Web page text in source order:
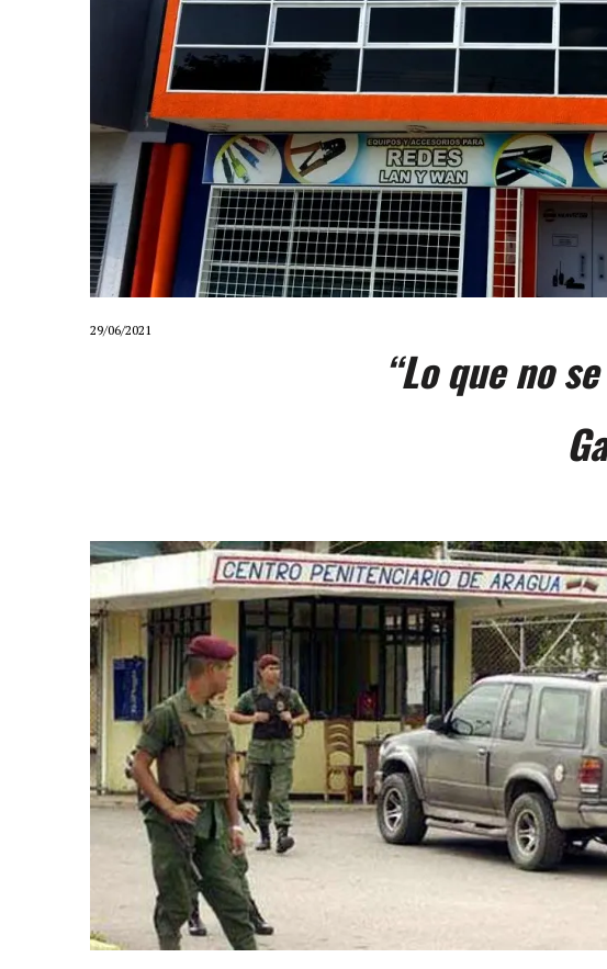
29/06/2021
“Lo que no